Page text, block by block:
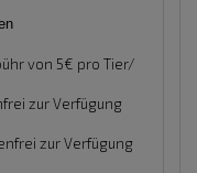
von 5€ pro Tier/
zur Verfügung
zur Verfügung